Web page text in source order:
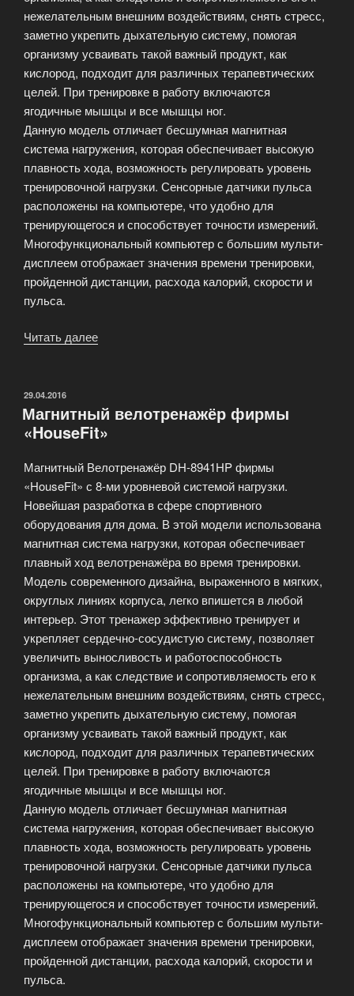
нежелательным внешним воздействиям, снять стресс,
заметно укрепить дыхательную систему, помогая
организму усваивать такой важный продукт, как
кислород, подходит для различных терапевтических
целей. При тренировке в работу включаются
ягодичные мышцы и все мышцы ног.
Данную модель отличает бесшумная магнитная
система нагружения, которая обеспечивает высокую
плавность хода, возможность регулировать уровень
тренировочной нагрузки. Сенсорные датчики пульса
расположены на компьютере, что удобно для
тренирующегося и способствует точности измерений.
Многофункциональный компьютер с большим мульти-
дисплеем отображает значения времени тренировки,
пройденной дистанции, расхода калорий, скорости и
пульса.
Читать далее
ОПУБЛИКОВАНО
29.04.2016
Магнитный велотренажёр фирмы
«HouseFit»
Магнитный Велотренажёр DH-8941HP фирмы
«HouseFit» с 8-ми уровневой системой нагрузки.
Новейшая разработка в сфере спортивного
оборудования для дома. В этой модели использована
магнитная система нагрузки, которая обеспечивает
плавный ход велотренажёра во время тренировки.
Модель современного дизайна, выраженного в мягких,
округлых линиях корпуса, легко впишется в любой
интерьер. Этот тренажер эффективно тренирует и
укрепляет сердечно-сосудистую систему, позволяет
увеличить выносливость и работоспособность
организма, а как следствие и сопротивляемость его к
нежелательным внешним воздействиям, снять стресс,
заметно укрепить дыхательную систему, помогая
организму усваивать такой важный продукт, как
кислород, подходит для различных терапевтических
целей. При тренировке в работу включаются
ягодичные мышцы и все мышцы ног.
Данную модель отличает бесшумная магнитная
система нагружения, которая обеспечивает высокую
плавность хода, возможность регулировать уровень
тренировочной нагрузки. Сенсорные датчики пульса
расположены на компьютере, что удобно для
тренирующегося и способствует точности измерений.
Многофункциональный компьютер с большим мульти-
дисплеем отображает значения времени тренировки,
пройденной дистанции, расхода калорий, скорости и
пульса.